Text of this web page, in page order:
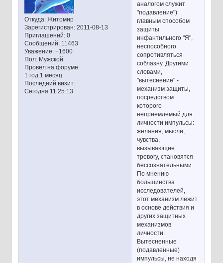
Откуда:Житомир
Зарегистрирован: 2011-08-13
Приглашений:0
Сообщений:11463
Уважение: +1600
Пол:Мужской
Провел на форуме:
1 год 1 месяц
Последний визит:
Сегодня 11:25:13
аналогом служит
"подавление")
главным способом
защиты
инфантильного "Я",
неспособного
сопротивляться
соблазну. Другими
словами,
"вытеснение" -
механизм защиты,
посредством
которого
неприемлемый для
личности импульсы:
желания, мысли,
чувства,
вызывающие
тревогу, становятся
бессознательными.
По мнению
большинства
исследователей,
этот механизм лежит
в основе действия и
других защитных
механизмов
личности.
Вытесненные
(подавленные)
импульсы, не находя